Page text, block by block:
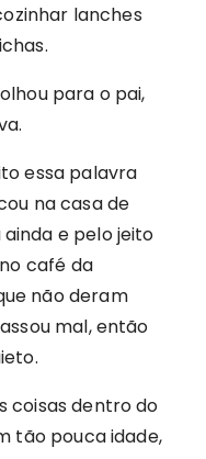
lanches
para o pai,
essa palavra
na casa de
e pelo jeito
café da
não deram
mal, então
coisas dentro do
tão pouca idade,